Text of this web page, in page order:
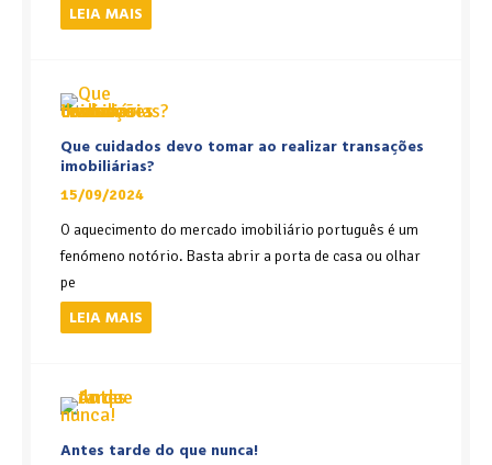
LEIA MAIS
Que cuidados devo tomar ao realizar transações
imobiliárias?
15/09/2024
O aquecimento do mercado imobiliário português é um
fenómeno notório. Basta abrir a porta de casa ou olhar
pe
LEIA MAIS
Antes tarde do que nunca!